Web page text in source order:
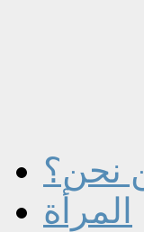
نحن؟
المرأة